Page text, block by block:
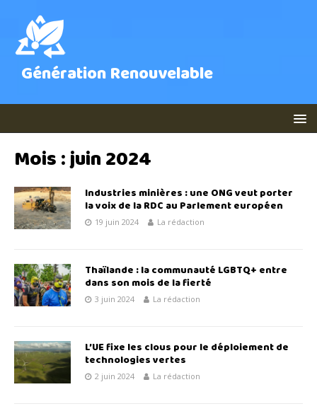
Génération Renouvelable
Mois :juin 2024
Industries minières : une ONG veut porter
la voix de la RDC au Parlement européen
19 juin 2024 La rédaction
Thaïlande : la communauté LGBTQ+ entre
dans son mois de la fierté
3 juin 2024 La rédaction
L’UE fixe les clous pour le déploiement de
technologies vertes
2 juin 2024 La rédaction